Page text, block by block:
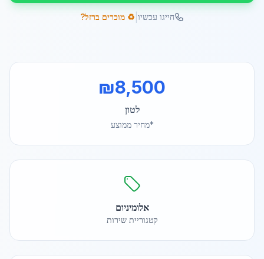
חייגו עכשיו ♻️ מוכרים ברזל?
₪8,500
לטון
*מחיר ממוצע
אלומיניום
קטגוריית שירות